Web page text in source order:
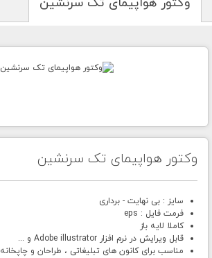
وکتور هواپیمای تک سرنشین
سایز : بی نهایت - برداری
فرمت فایل : eps
کاملا لایه باز
قابل ویرایش در نرم افزار Adobe illustrator و ...
مناسب برای کانون های تبلیغاتی ، طراحان و چاپخانه